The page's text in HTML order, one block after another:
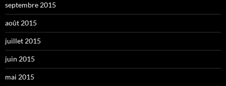
septembre 2015
août 2015
juillet 2015
juin 2015
mai 2015